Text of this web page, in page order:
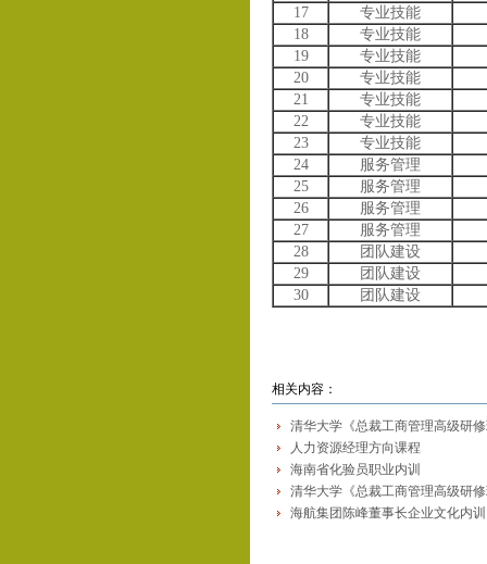
17
专业技能
18
专业技能
19
专业技能
20
专业技能
21
专业技能
22
专业技能
23
专业技能
24
服务管理
25
服务管理
26
服务管理
27
服务管理
28
团队建设
29
团队建设
30
团队建设
相关内容：
清华大学《总裁工商管理高级研
人力资源经理方向课程
海南省化验员职业内训
清华大学《总裁工商管理高级研
海航集团陈峰董事长企业文化内训